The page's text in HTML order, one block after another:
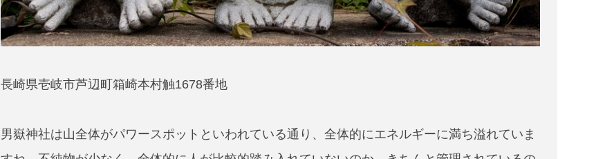
長崎県壱岐市芦辺町箱崎本村触1678番地
男嶽神社は山全体がパワースポットといわれている通り、全体的にエネルギーに満ち溢れていま